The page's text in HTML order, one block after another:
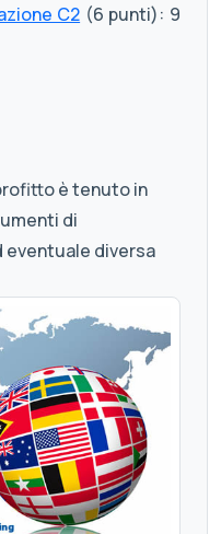
C2 (6 punti): 9
è tenuto in
di
eventuale diversa